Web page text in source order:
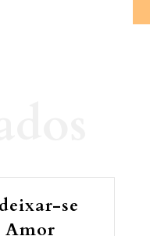
se
Amor